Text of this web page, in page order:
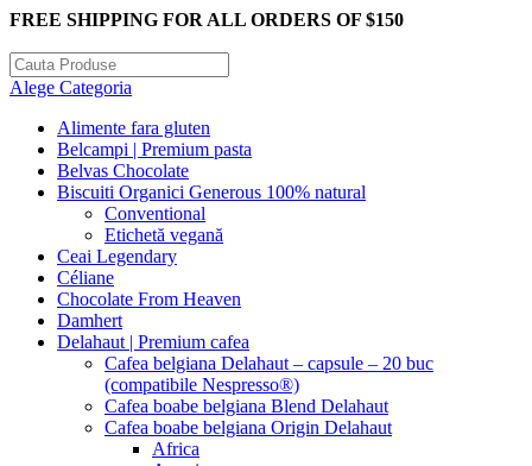
FREE SHIPPING FOR ALL ORDERS OF $150
Alege Categoria
Alimente fara gluten
Belcampi | Premium pasta
Belvas Chocolate
Biscuiti Organici Generous 100% natural
Conventional
Etichetă vegană
Ceai Legendary
Céliane
Chocolate From Heaven
Damhert
Delahaut | Premium cafea
Cafea belgiana Delahaut – capsule – 20 buc
(compatibile Nespresso®)
Cafea boabe belgiana Blend Delahaut
Cafea boabe belgiana Origin Delahaut
Africa